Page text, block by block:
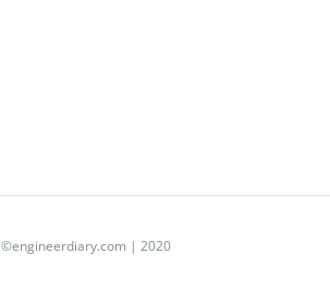
©engineerdiary.com | 2020